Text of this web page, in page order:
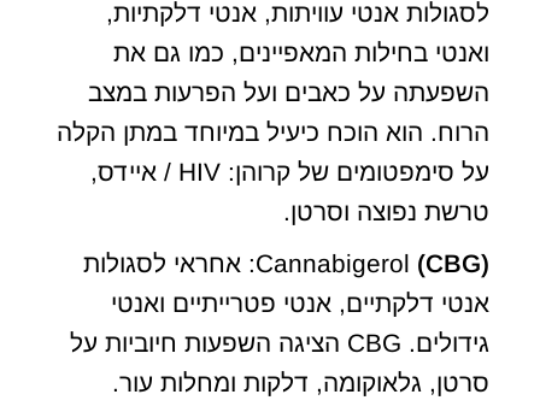
לסגולות אנטי עוויתות, אנטי דלקתיות,
ואנטי בחילות המאפיינים, כמו גם את
השפעתה על כאבים ועל הפרעות במצב
הרוח. הוא הוכח כיעיל במיוחד במתן הקלה
על סימפטומים של קרוהן: HIV / איידס,
טרשת נפוצה וסרטן.
Cannabigerol (CBG)
: אחראי לסגולות
אנטי דלקתיים, אנטי פטרייתיים ואנטי
גידולים. CBG הציגה השפעות חיוביות על
סרטן, גלאוקומה, דלקות ומחלות עור.